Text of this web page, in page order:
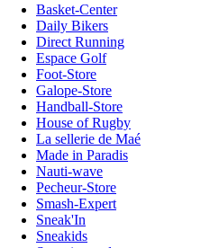
Basket-Center
Daily Bikers
Direct Running
Espace Golf
Foot-Store
Galope-Store
Handball-Store
House of Rugby
La sellerie de Maé
Made in Paradis
Nauti-wave
Pecheur-Store
Smash-Expert
Sneak'In
Sneakids